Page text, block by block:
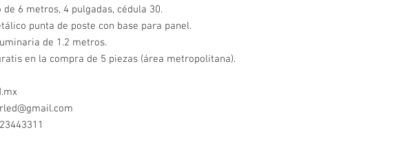
de 6 metros, 4 pulgadas, cédula 30.
punta de poste con base para panel.
de 1.2 metros.
en la compra de 5 piezas (área metropolitana).